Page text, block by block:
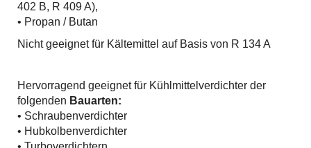
402 B, R 409 A),
• Propan / Butan
Nicht geeignet für Kältemittel auf Basis von R 134 A
Hervorragend geeignet für Kühlmittelverdichter der
folgenden Bauarten:
• Schraubenverdichter
• Hubkolbenverdichter